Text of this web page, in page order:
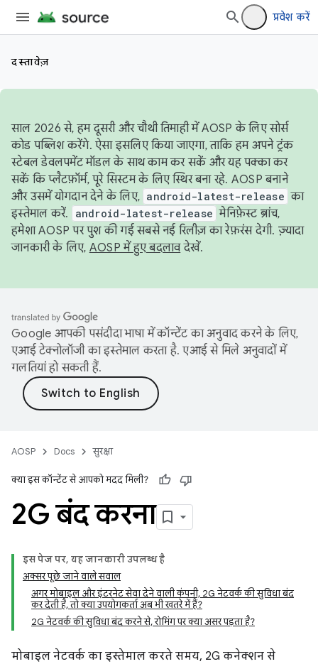
प्रवेश करें
दस्तावेज़
साल 2026 से, हम दूसरी और चौथी तिमाही में AOSP के लिए सोर्स
कोड पब्लिश करेंगे. ऐसा इसलिए किया जाएगा, ताकि हम अपने ट्रंक
स्टेबल डेवलपमेंट मॉडल के साथ काम कर सकें और यह पक्का कर
सकें कि प्लैटफ़ॉर्म, पूरे सिस्टम के लिए स्थिर बना रहे. AOSP बनाने
और उसमें योगदान देने के लिए, android-latest-release का
इस्तेमाल करें.
android-latest-release मेनिफ़ेस्ट ब्रांच,
हमेशा AOSP पर पुश की गई सबसे नई रिलीज़ का रेफ़रंस देगी. ज़्यादा
जानकारी के लिए, AOSP में हुए बदलावदेखें.
Google आपकी पसंदीदा भाषा में कॉन्टेंट का अनुवाद करने के लिए,
एआई टेक्नोलॉजी का इस्तेमाल करता है. एआई से मिले अनुवादों में
गलतियां हो सकती हैं.
AOSP Docs सुरक्षा
क्या इस कॉन्टेंट से आपको मदद मिली?
2G बंद करना
इस पेज पर, यह जानकारी उपलब्ध है
अक्सर पूछे जाने वाले सवाल
अगर मोबाइल और इंटरनेट सेवा देने वाली कंपनी, 2G नेटवर्क की सुविधा बंद
कर देती है, तो क्या उपयोगकर्ता अब भी खतरे में हैं?
2G नेटवर्क की सुविधा बंद करने से, रोमिंग पर क्या असर पड़ता है?
मोबाइल नेटवर्क का इस्तेमाल करते समय, 2G कनेक्शन से